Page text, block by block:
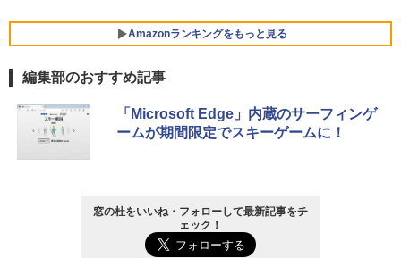
版) 搭載 Windows 11 重量1.7kg Wi-Fi 6
E クワイエットブルー M1502NAQ-R716
Amazonランキングをもっと見る
生成AIパスポート公式テキスト 第４版
￥1,766
1冊ですべて身につくHTML & CSSとWe
bデザイン入門講座［第2版］
Amazon Kindle - 目に優しい、かさばら
ない、大きな画面で読みやすい、6週間持
続バッテリー、6インチディスプレイ電子
￥16,980
Kindle Paperwhite シグニチャーエディ
編集部のおすすめ記事
「Microsoft Edge」内蔵のサーフィンゲ
ームが期間限定でスキーゲームに！
窓の杜をいいね・フォローして最新記事をチ
ェック！